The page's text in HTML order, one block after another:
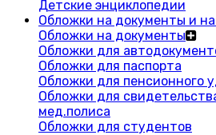
Детские энциклопедии
Обложки на документы и
Обложки на документы
Обложки для
Обложки для паспорта
Обложки для пенсионного
Обложки для
мед.полиса
Обложки для студентов